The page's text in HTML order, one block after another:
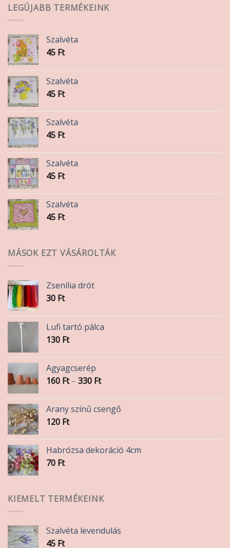
változatok
választhatók
ki
LEGÚJABB TERMÉKEINK
Szalvéta
45 Ft
Szalvéta
45 Ft
Szalvéta
45 Ft
Szalvéta
45 Ft
Szalvéta
45 Ft
MÁSOK EZT VÁSÁROLTÁK
Zsenília drót
30 Ft
Lufi tartó pálca
130 Ft
Agyagcserép
160 Ft – 330 FtÁrtartomány:
-
330 Ft
Arany színű csengő
120 Ft
Habrózsa dekoráció 4cm
70 Ft
KIEMELT TERMÉKEINK
Szalvéta levendulás
45 Ft